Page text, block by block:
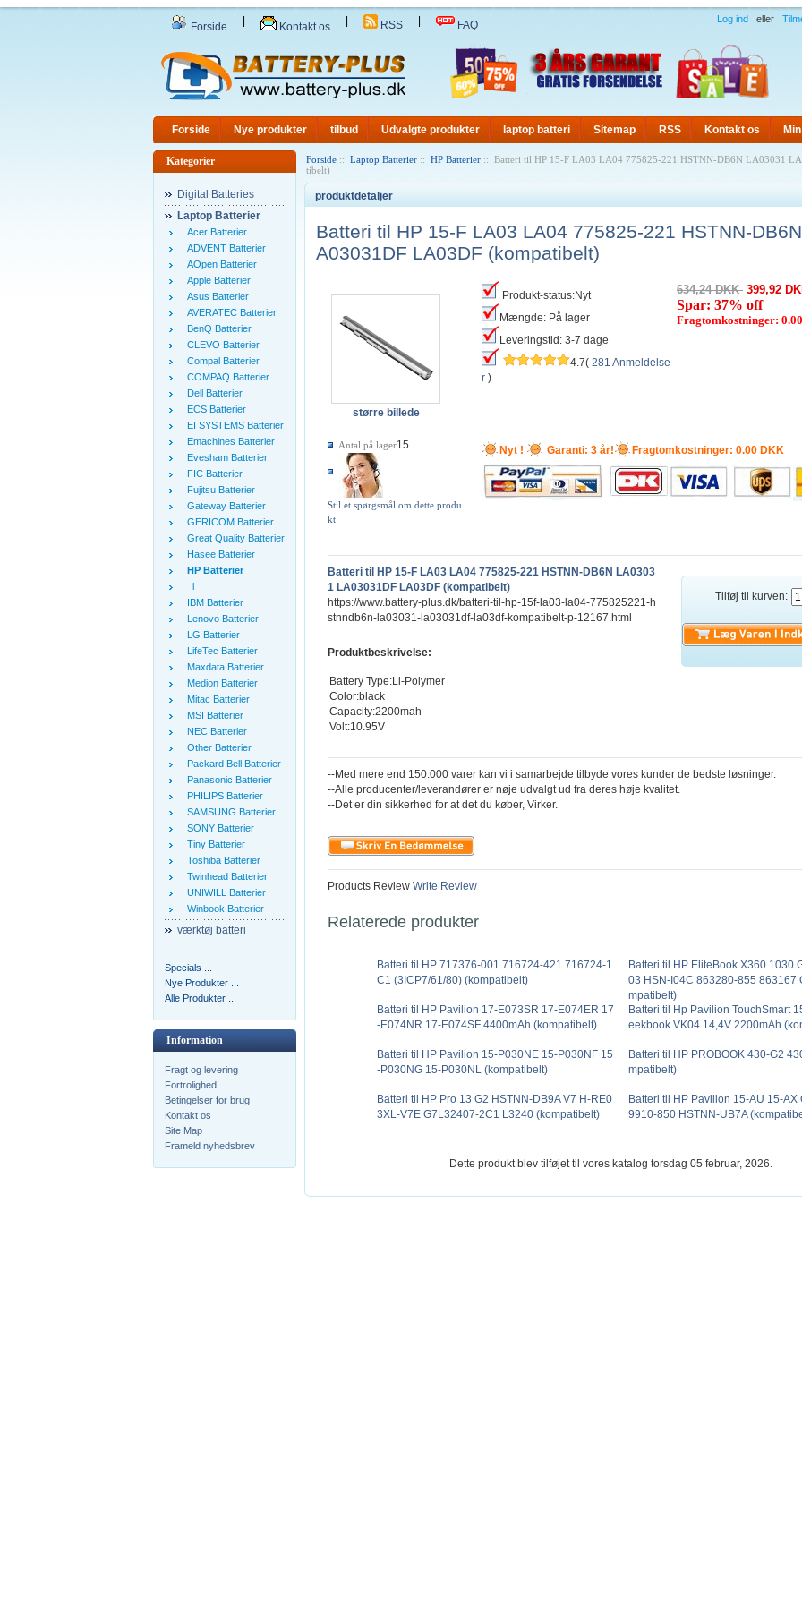
Forside Kontakt os RSS FAQ Log ind eller
Forside Nye produkter tilbud Udvalgte produkter laptop batteri Sitemap RSS Kontakt os
Kategorier
Digital Batteries
Laptop Batterier
Acer Batterier
ADVENT Batterier
AOpen Batterier
Apple Batterier
Asus Batterier
AVERATEC Batterier
BenQ Batterier
CLEVO Batterier
Compal Batterier
COMPAQ Batterier
Dell Batterier
ECS Batterier
EI SYSTEMS Batterier
Emachines Batterier
Evesham Batterier
FIC Batterier
Fujitsu Batterier
Gateway Batterier
GERICOM Batterier
Great Quality Batterier
Hasee Batterier
HP Batterier
l
IBM Batterier
Lenovo Batterier
LG Batterier
LifeTec Batterier
Maxdata Batterier
Medion Batterier
Mitac Batterier
MSI Batterier
NEC Batterier
Other Batterier
Packard Bell Batterier
Panasonic Batterier
PHILIPS Batterier
SAMSUNG Batterier
SONY Batterier
Tiny Batterier
Toshiba Batterier
Twinhead Batterier
UNIWILL Batterier
Winbook Batterier
værktøj batteri
Specials ...
Nye Produkter ...
Alle Produkter ...
Information
Fragt og levering
Fortrolighed
Betingelser for brug
Kontakt os
Site Map
Frameld nyhedsbrev
Forside :: Laptop Batterier :: HP Batterier :: Batteri til HP 15-F LA03 LA04 775825-221 HSTNN-DB6N LA03031
tibelt)
produktdetaljer
Batteri til HP 15-F LA03 LA04 775825-221 HSTNN-
A03031DF LA03DF (kompatibelt)
større billede
Antal på lager15
Stil et spørgsmål om dette produ
kt
Produkt-status:Nyt
Mængde: På lager
Leveringstid: 3-7 dage
4.7( 281 Anmeldelse
r )
634,24 DKK 399,92
Spar: 37% off
Fragtomkostninger:
Nyt ! Garanti: 3 år! Fragtomkostninger: 0.00 DKK
Tilføj til kurven:
Batteri til HP 15-F LA03 LA04 775825-221 HSTNN-DB6N LA0303
1 LA03031DF LA03DF (kompatibelt)
https://www.battery-plus.dk/batteri-til-hp-15f-la03-la04-775825221-h
stnndb6n-la03031-la03031df-la03df-kompatibelt-p-12167.html
Produktbeskrivelse:
Battery Type:Li-Polymer
Color:black
Capacity:2200mah
Volt:10.95V
--Med mere end 150.000 varer kan vi i samarbejde tilbyde vores kunder de bedste løsninger.
--Alle producenter/leverandører er nøje udvalgt ud fra deres høje kvalitet.
--Det er din sikkerhed for at det du køber, Virker.
Products Review Write Review
Relaterede produkter
Batteri til HP 717376-001 716724-421 716724-1
C1 (3ICP7/61/80) (kompatibelt)
Batteri til HP EliteBook X360 1030
03 HSN-I04C 863280-855 863167
mpatibelt)
Batteri til HP Pavilion 17-E073SR 17-E074ER 17
-E074NR 17-E074SF 4400mAh (kompatibelt)
Batteri til Hp Pavilion TouchSmart
eekbook VK04 14,4V 2200mAh
Batteri til HP Pavilion 15-P030NE 15-P030NF 15
-P030NG 15-P030NL (kompatibelt)
Batteri til HP PROBOOK 430-G2
mpatibelt)
Batteri til HP Pro 13 G2 HSTNN-DB9A V7 H-RE0
3XL-V7E G7L32407-2C1 L3240 (kompatibelt)
Batteri til HP Pavilion 15-AU 15-AX
9910-850 HSTNN-UB7A
Dette produkt blev tilføjet til vores katalog torsdag 05 februar, 2026.